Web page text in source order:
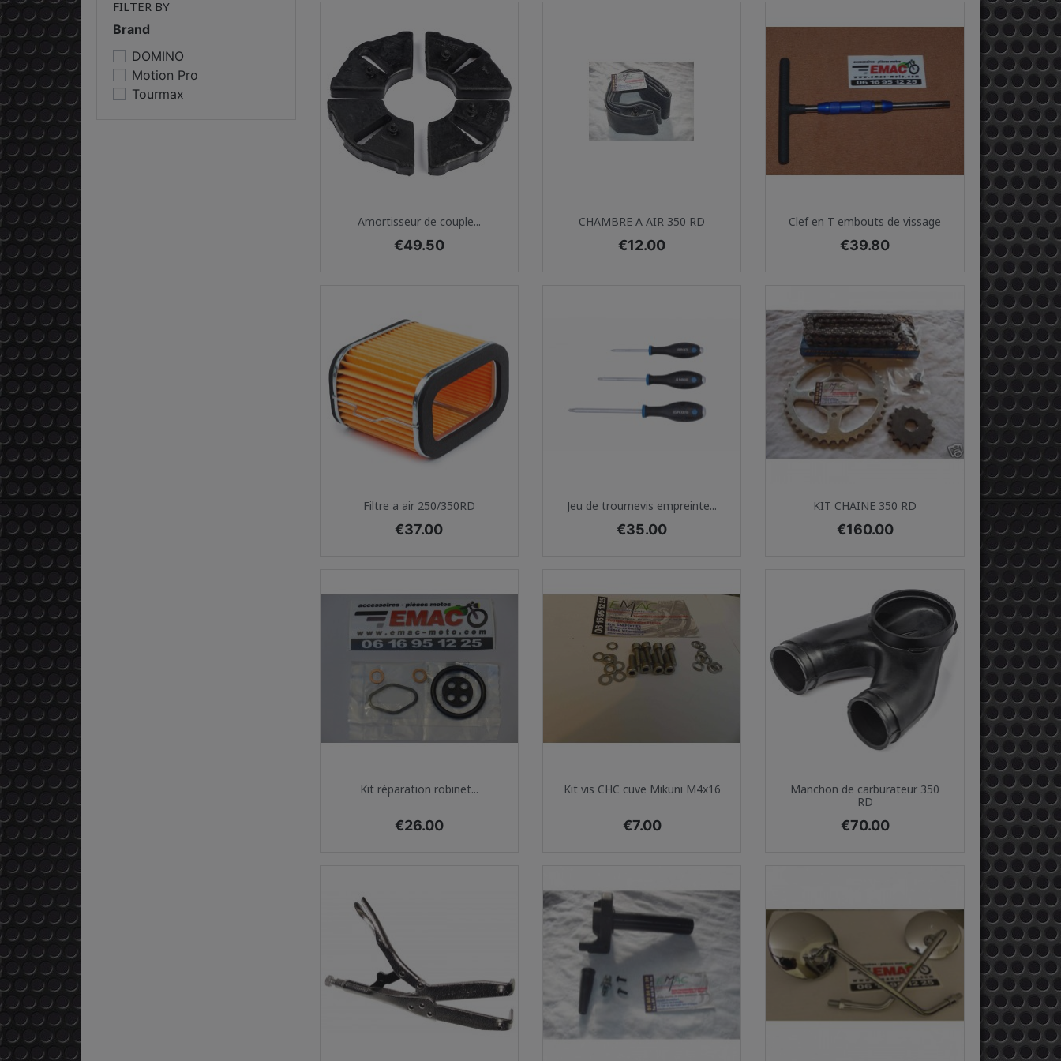
FILTER BY
Brand
DOMINO
Motion Pro
Tourmax
Quick view
Amortisseur de couple...
Price
€49.50
Quick view
CHAMBRE A AIR 350 RD
Price
€12.00
 Quick view
Clef en T embouts de vissage
Price
€39.80
 Quick view
Filtre a air 250/350RD
Price
€37.00
 Quick view
Jeu de trournevis empreinte...
Price
€35.00
 Quick view
KIT CHAINE 350 RD
Price
€160.00
 Quick view
Kit réparation robinet...
Price
€26.00
Quick view
Kit vis CHC cuve Mikuni M4x16
Price
€7.00
Quick view
Manchon de carburateur 350
RD
Price
€70.00